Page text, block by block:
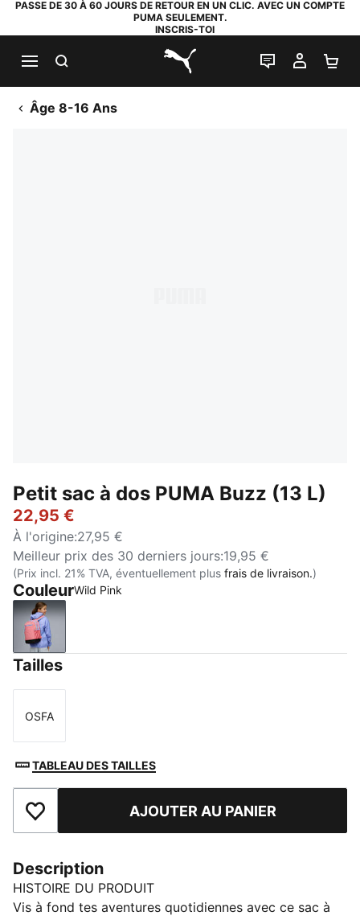
PASSE DE 30 À 60 JOURS DE RETOUR EN UN CLIC. AVEC UN COMPTE
PUMA SEULEMENT.
INSCRIS-TOI
PUMA.com
LIVE CHAT
MON
Âge 8-16 Ans
Petit sac à dos PUMA Buzz (13 L)
22,95 €
À l'origine:27,95 €
Meilleur prix des 30 derniers jours:19,95 €
(Prix incl. 21% TVA, éventuellement plus frais de livraison.)
CouleurWild Pink
Wild Pink
Tailles
Taille
OSFA
TABLEAU DES TAILLES
Ajouter aux favorisAJOUTER AU PANIER
Description
HISTOIRE DU PRODUIT
Vis à fond tes aventures quotidiennes avec ce sac à